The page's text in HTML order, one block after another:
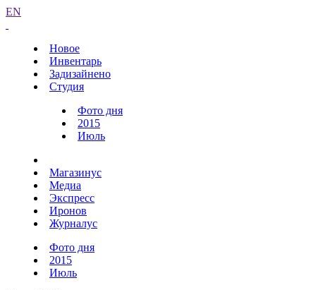
EN
Новое
Инвентарь
Задизайнено
Студия
Фото дня
2015
Июль
Магазинус
Медиа
Экспресс
Иронов
Журналус
Фото дня
2015
Июль